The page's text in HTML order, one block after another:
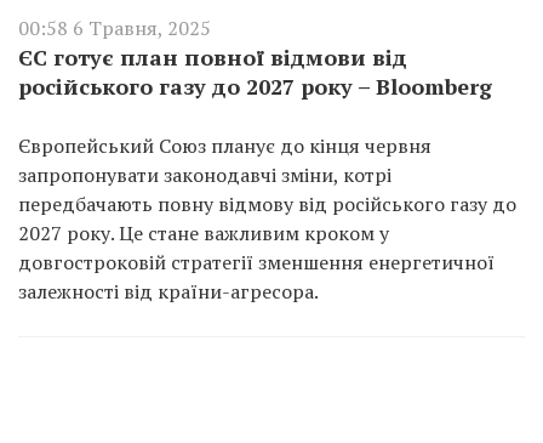
00:58 6 Травня, 2025
ЄС готує план повної відмови від
російського газу до 2027 року – Bloomberg
Європейський Союз планує до кінця червня
запропонувати законодавчі зміни, котрі
передбачають повну відмову від російського газу до
2027 року. Це стане важливим кроком у
довгостроковій стратегії зменшення енергетичної
залежності від країни-агресора.